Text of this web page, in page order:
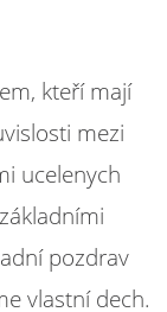
kteří mají
mezi
ucelenych
pozdrav
vlastní dech.